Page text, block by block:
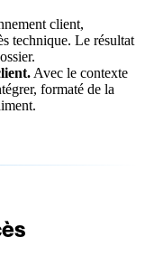
client,
technique. Le résultat
Avec le contexte
formaté de la